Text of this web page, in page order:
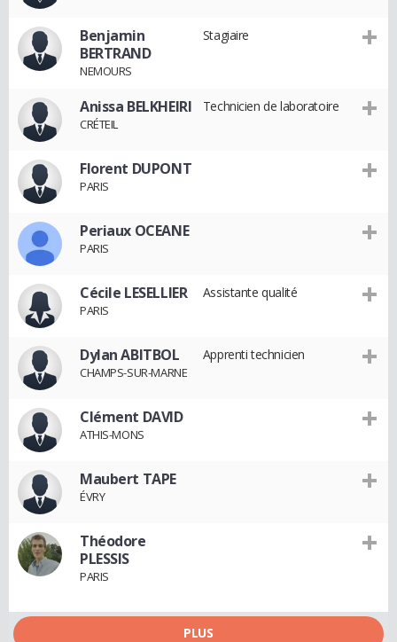
Benjamin
BERTRAND
NEMOURS
Stagiaire
Anissa BELKHEIRI
CRÉTEIL
Technicien de laboratoire
Florent DUPONT
PARIS
Periaux OCEANE
PARIS
Cécile LESELLIER
PARIS
Assistante qualité
Dylan ABITBOL
CHAMPS-SUR-MARNE
Apprenti technicien
Clément DAVID
ATHIS-MONS
Maubert TAPE
ÉVRY
Théodore
PLESSIS
PARIS
PLUS